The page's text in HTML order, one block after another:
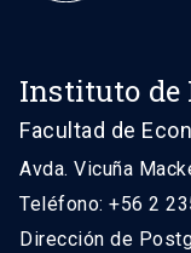
Instituto de
Facultad de
Avda. Vicuña
Teléfono: +56 2
Dirección de